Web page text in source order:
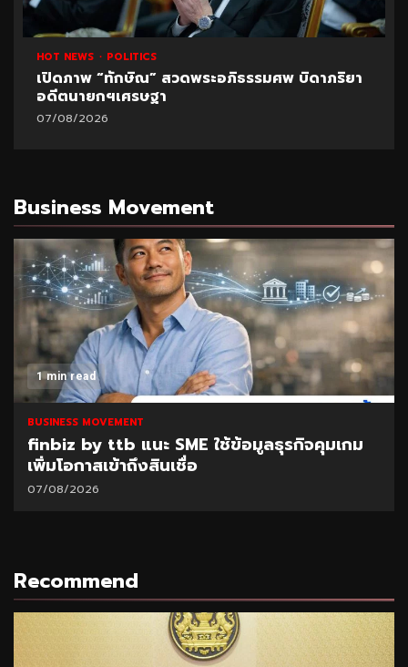
HOT NEWS POLITICS
เปิดภาพ “ทักษิณ” สวดพระอภิธรรมศพ บิดาภริยา
อดีตนายกฯเศรษฐา
07/08/2026
Business Movement
1 min read
BUSINESS MOVEMENT
finbiz by ttb แนะ SME ใช้ข้อมูลธุรกิจคุมเกม
เพิ่มโอกาสเข้าถึงสินเชื่อ
07/08/2026
Recommend